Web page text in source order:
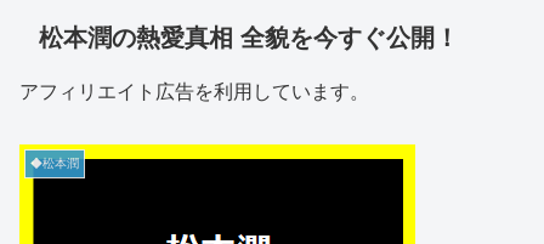
松本潤の熱愛真相 全貌を今すぐ公開！
アフィリエイト広告を利用しています。
◆松本潤